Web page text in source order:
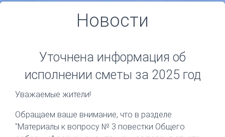
Новости
Уточнена информация об
исполнении сметы за 2025 год
Уважаемые жители!
Обращаем ваше внимание, что в разделе
"Материалы к вопросу № 3 повестки Общего